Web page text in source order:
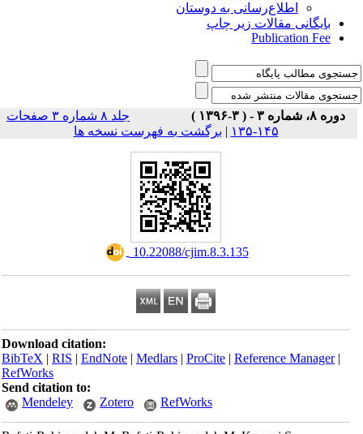
اطلاع‌رسانی به دوستان
بایگانی مقالات زیر چاپ
Publication Fee
دوره ۸، شماره ۳ - ( ۳-۱۳۹۶ )
جلد ۸ شماره ۳ صفحات
۱۴۵-۱۳۵
| برگشت به فهرست نسخه ها
‎ 10.22088/cjim.8.3.135
Download citation:
BibTeX|RIS|EndNote|Medlars|ProCite|Reference Manager
RefWorks
Send citation to:
Mendeley
Zotero RefWorks